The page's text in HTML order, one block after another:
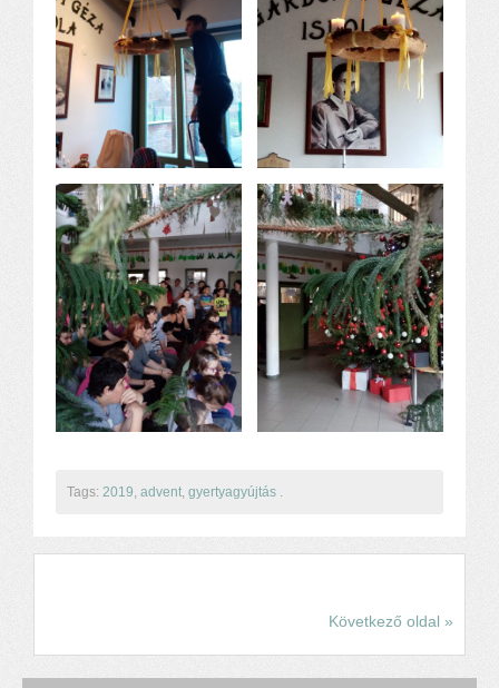
Tags: 2019 advent gyertyagyújtás
Következő oldal »